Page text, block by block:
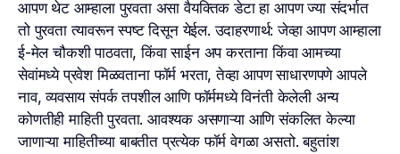
आपण थेट आम्हाला पुरवता असा वैयक्तिक डेटा हा आपण ज्या संदर्भात
तो पुरवता त्यावरून स्पष्ट दिसून येईल. उदाहरणार्थ: जेव्हा आपण आम्हाला
ई-मेल चौकशी पाठवता, किंवा साईन अप करताना किंवा आमच्या
सेवांमध्ये प्रवेश मिळवताना फॉर्म भरता, तेव्हा आपण साधारणपणे आपले
नाव, व्यवसाय संपर्क तपशील आणि फॉर्ममध्ये विनंती केलेली अन्य
कोणतीही माहिती पुरवता. आवश्यक असणाऱ्या आणि संकलित केल्या
जाणाऱ्या माहितीच्या बाबतीत प्रत्येक फॉर्म वेगळा असतो. बहुतांश